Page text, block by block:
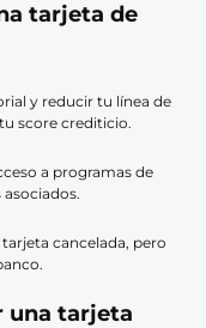
tarjeta de
y reducir tu línea de
score crediticio.
a programas de
cancelada, pero
una tarjeta